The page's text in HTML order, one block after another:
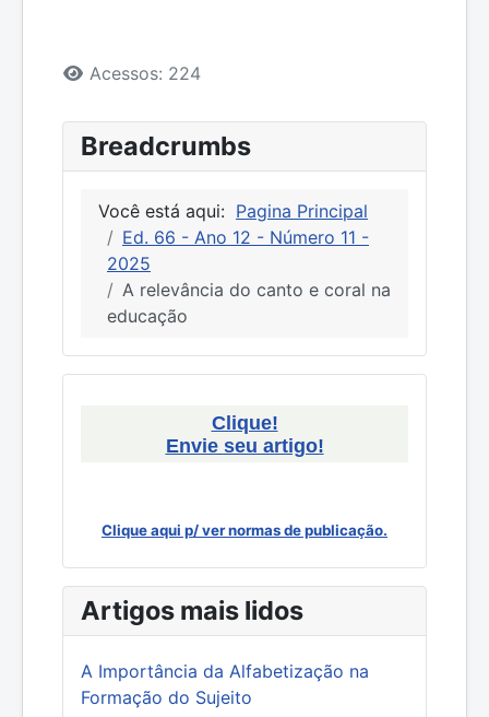
Detalhes
Acessos: 224
Breadcrumbs
Você está aqui: Pagina Principal
Ed. 66 - Ano 12 - Número 11 -
2025
A relevância do canto e coral na
educação
Clique!
Envie seu artigo!
Clique aqui p/ ver normas de publicação.
Artigos mais lidos
A Importância da Alfabetização na
Formação do Sujeito